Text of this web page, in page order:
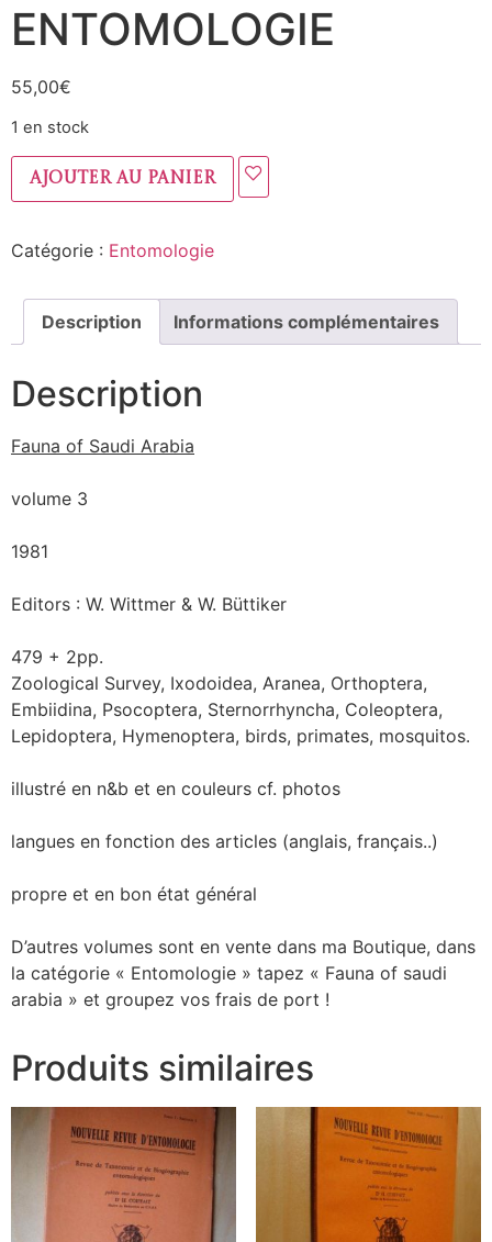
ENTOMOLOGIE
55,00€
1 en stock
Ajouter au panier
Catégorie : Entomologie
Description Informations complémentaires
Description
Fauna of Saudi Arabia
volume 3
1981
Editors : W. Wittmer & W. Büttiker
479 + 2pp.
Zoological Survey, Ixodoidea, Aranea, Orthoptera,
Embiidina, Psocoptera, Sternorrhyncha, Coleoptera,
Lepidoptera, Hymenoptera, birds, primates, mosquitos.
illustré en n&b et en couleurs cf. photos
langues en fonction des articles (anglais, français..)
propre et en bon état général
D’autres volumes sont en vente dans ma Boutique, dans
la catégorie « Entomologie » tapez « Fauna of saudi
arabia » et groupez vos frais de port !
Produits similaires